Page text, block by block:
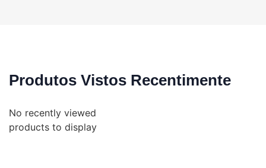
Produtos Vistos Recentimente
No recently viewed
products to display